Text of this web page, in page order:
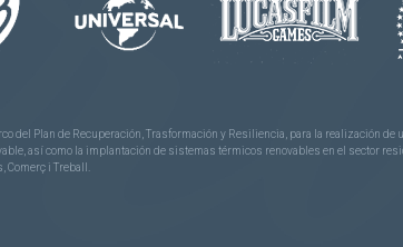
del Plan de Recuperación, Trasformación y Resiliencia, para la realización
así como la implantación de sistemas térmicos renovables en el sector
i Treball.